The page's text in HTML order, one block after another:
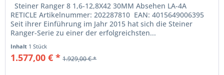
Steiner Ranger 8 1,6-12,8X42 30MM Absehen LA-4A
RETICLE Artikelnummer: 202287810 EAN: 4015649006395
Seit ihrer Einführung im Jahr 2015 hat sich die Steiner
Ranger-Serie zu einer der erfolgreichsten...
Inhalt 1 Stück
1.577,00 € * 1.929,00 € *